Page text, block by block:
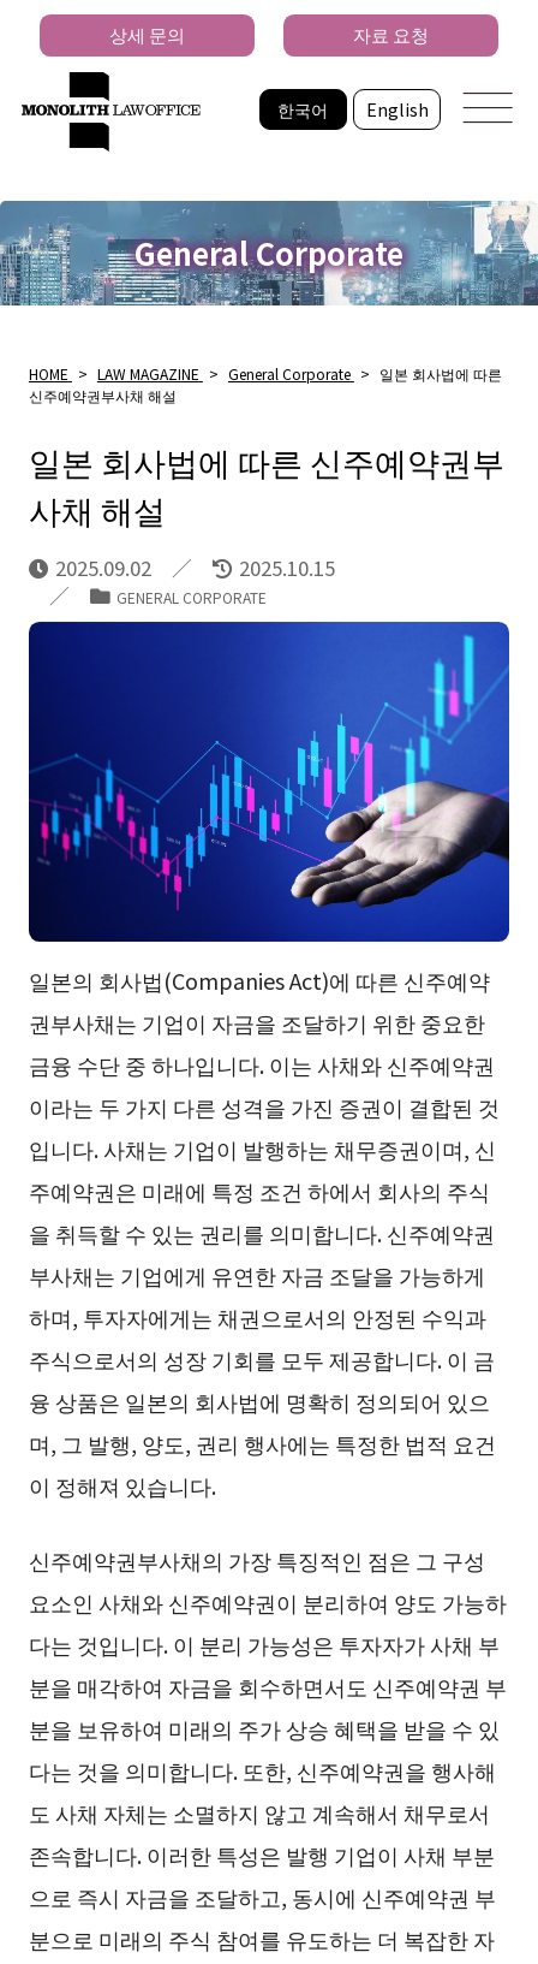
한국어 English
상세 문의 자료 요청
General Corporate
HOME > LAW MAGAZINE > General Corporate > 일본 회사법에 따른
신주예약권부사채 해설
일본 회사법에 따른 신주예약권부
사채 해설
2025.09.02 2025.10.15
GENERAL CORPORATE
일본의 회사법(Companies Act)에 따른 신주예약
권부사채는 기업이 자금을 조달하기 위한 중요한
금융 수단 중 하나입니다. 이는 사채와 신주예약권
이라는 두 가지 다른 성격을 가진 증권이 결합된 것
입니다. 사채는 기업이 발행하는 채무증권이며, 신
주예약권은 미래에 특정 조건 하에서 회사의 주식
을 취득할 수 있는 권리를 의미합니다. 신주예약권
부사채는 기업에게 유연한 자금 조달을 가능하게
하며, 투자자에게는 채권으로서의 안정된 수익과
주식으로서의 성장 기회를 모두 제공합니다. 이 금
융 상품은 일본의 회사법에 명확히 정의되어 있으
며, 그 발행, 양도, 권리 행사에는 특정한 법적 요건
이 정해져 있습니다.
신주예약권부사채의 가장 특징적인 점은 그 구성
요소인 사채와 신주예약권이 분리하여 양도 가능하
다는 것입니다. 이 분리 가능성은 투자자가 사채 부
분을 매각하여 자금을 회수하면서도 신주예약권 부
분을 보유하여 미래의 주가 상승 혜택을 받을 수 있
다는 것을 의미합니다. 또한, 신주예약권을 행사해
도 사채 자체는 소멸하지 않고 계속해서 채무로서
존속합니다. 이러한 특성은 발행 기업이 사채 부분
으로 즉시 자금을 조달하고, 동시에 신주예약권 부
분으로 미래의 주식 참여를 유도하는 더 복잡한 자